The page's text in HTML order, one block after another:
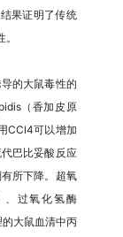
果证明了传统
的大鼠毒性的
（香加皮原
CCl4可以增加
巴比妥酸反应
所下降。超氧
、过氧化氢酶
大鼠血清中丙